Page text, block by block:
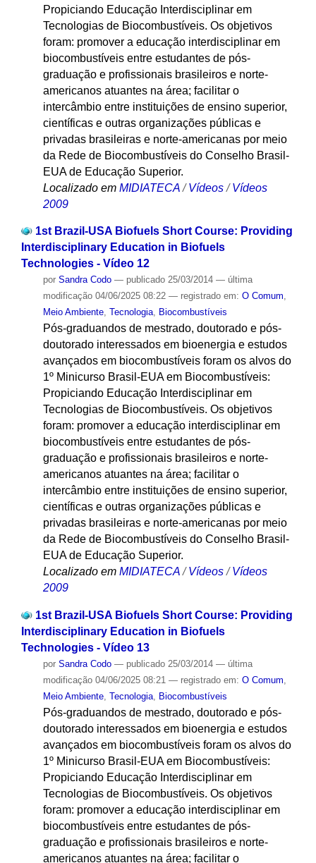
Propiciando Educação Interdisciplinar em
Tecnologias de Biocombustíveis. Os objetivos
foram: promover a educação interdisciplinar em
biocombustíveis entre estudantes de pós-
graduação e profissionais brasileiros e norte-
americanos atuantes na área; facilitar o
intercâmbio entre instituições de ensino superior,
científicas e outras organizações públicas e
privadas brasileiras e norte-americanas por meio
da Rede de Biocombustíveis do Conselho Brasil-
EUA de Educação Superior.
Localizado em MIDIATECA /Vídeos /Vídeos
2009
1st Brazil-USA Biofuels Short Course: Providing
Interdisciplinary Education in Biofuels
Technologies - Vídeo 12
por Sandra Codo — publicado25/03/2014 — última
modificação04/06/2025 08:22 — registrado em: O Comum,
Meio Ambiente, Tecnologia, Biocombustíveis
Pós-graduandos de mestrado, doutorado e pós-
doutorado interessados em bioenergia e estudos
avançados em biocombustíveis foram os alvos do
1º Minicurso Brasil-EUA em Biocombustíveis:
Propiciando Educação Interdisciplinar em
Tecnologias de Biocombustíveis. Os objetivos
foram: promover a educação interdisciplinar em
biocombustíveis entre estudantes de pós-
graduação e profissionais brasileiros e norte-
americanos atuantes na área; facilitar o
intercâmbio entre instituições de ensino superior,
científicas e outras organizações públicas e
privadas brasileiras e norte-americanas por meio
da Rede de Biocombustíveis do Conselho Brasil-
EUA de Educação Superior.
Localizado em MIDIATECA /Vídeos /Vídeos
2009
1st Brazil-USA Biofuels Short Course: Providing
Interdisciplinary Education in Biofuels
Technologies - Vídeo 13
por Sandra Codo — publicado25/03/2014 — última
modificação04/06/2025 08:21 — registrado em: O Comum,
Meio Ambiente, Tecnologia, Biocombustíveis
Pós-graduandos de mestrado, doutorado e pós-
doutorado interessados em bioenergia e estudos
avançados em biocombustíveis foram os alvos do
1º Minicurso Brasil-EUA em Biocombustíveis:
Propiciando Educação Interdisciplinar em
Tecnologias de Biocombustíveis. Os objetivos
foram: promover a educação interdisciplinar em
biocombustíveis entre estudantes de pós-
graduação e profissionais brasileiros e norte-
americanos atuantes na área; facilitar o